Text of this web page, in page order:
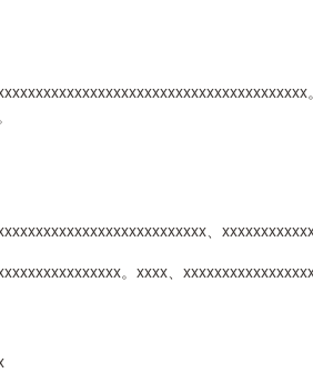
。
、
。xxxx、